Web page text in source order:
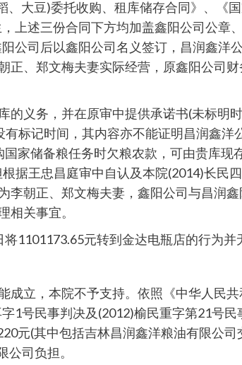
大豆)委托收购、租库储存合同》、《
上述三份合同下方均加盖鑫阳公司公章
公司后以鑫阳公司名义签订，昌润鑫洋
正、郑文梅夫妻实际经营，原鑫阳公司
义务，并在原审中提供承诺书(未标明
标记时间，其内容亦不能证明昌润鑫洋
家储备粮任务时欠粮农款，可由贵库现
据王忠昌庭审中自认及本院(2014)长民
朝正、郑文梅夫妻，鑫阳公司与昌润
关事宜。
1101173.65元转到金达电瓶店的行为并
立，本院不予支持。依照《中华人民
1号民事判决及(2012)榆民重字第21号民
元(其中包括吉林昌润鑫洋粮油有限公司
司负担。